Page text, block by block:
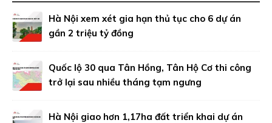
Hà Nội xem xét gia hạn thủ tục cho 6 dự án
gần 2 triệu tỷ đồng
Quốc lộ 30 qua Tân Hồng, Tân Hộ Cơ thi công
trở lại sau nhiều tháng tạm ngưng
Hà Nội giao hơn 1,17ha đất triển khai dự án